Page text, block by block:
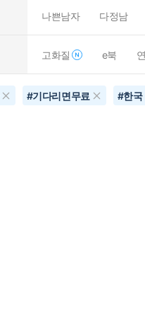
나쁜남자 다정남
고화질 e북
#기다리면무료 #한국